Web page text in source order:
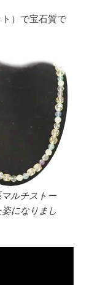
）で宝石質で
ルチストー
になりまし